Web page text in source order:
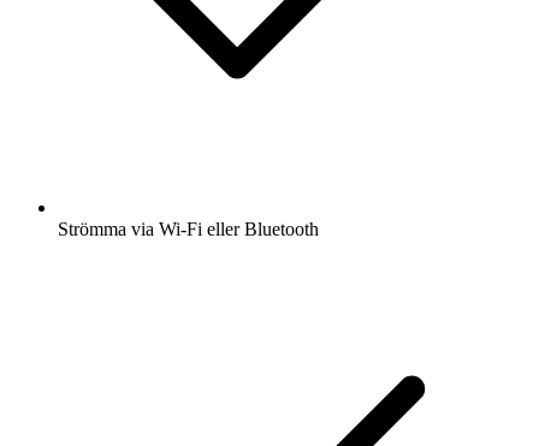
Strömma via Wi-Fi eller Bluetooth